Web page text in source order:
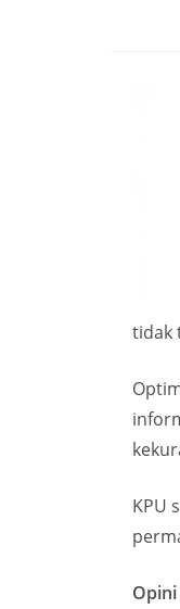
tidak
KPU